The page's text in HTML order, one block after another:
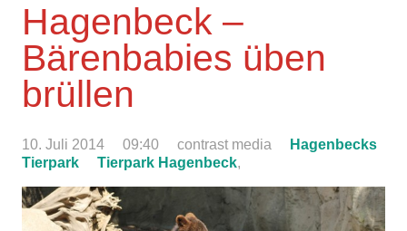
Hagenbeck –
Bärenbabies üben
brüllen
10. Juli 2014 09:40 contrast media
Hagenbecks
Tierpark
Tierpark Hagenbeck,